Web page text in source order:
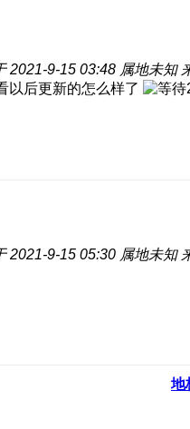
2021-9-15 03:48 属地未知
以后更新的怎么样了
2021-9-15 05:30 属地未知
地